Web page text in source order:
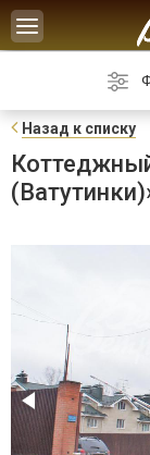
Toggle
navigation
Назад к списку